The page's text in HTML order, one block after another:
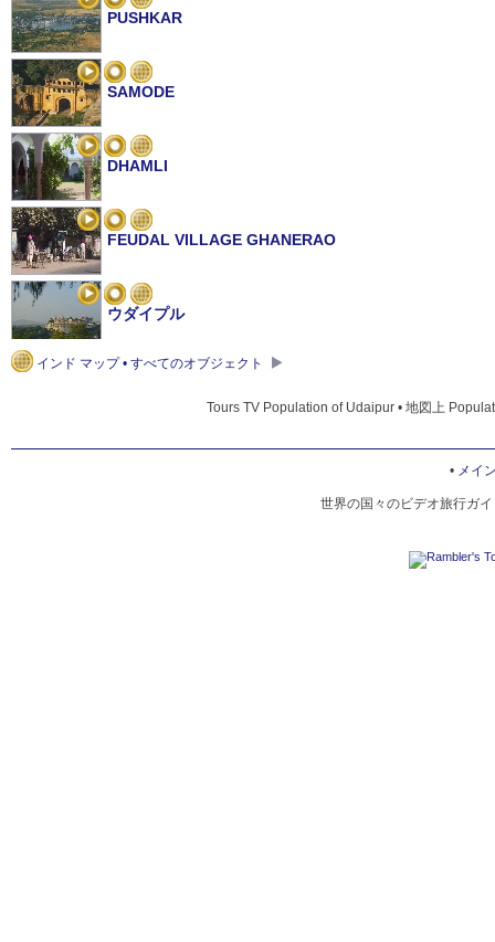
PUSHKAR
SAMODE
DHAMLI
FEUDAL VILLAGE GHANERAO
ウダイプル
インド マップ • すべてのオブジェクト
Tours TV Population of Udaipur • 地図上
• メイ
世界の国々のビデオ旅行ガ